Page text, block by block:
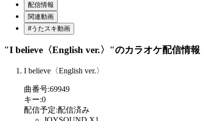
配信情報
関連動画
#うたスキ動画
"I believe〈English ver.〉"のカラオケ配信情報
I believe〈English ver.〉
曲番号:69949
キー:0
配信予定:配信済み